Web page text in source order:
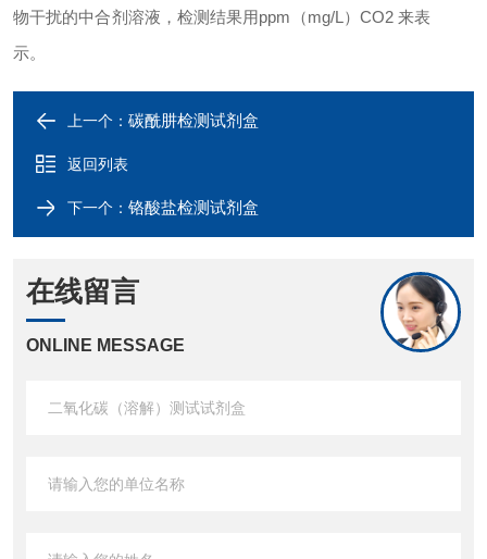
物干扰的中合剂溶液，检测结果用ppm（mg/L）CO2来表
示。
上一个： 碳酰肼检测试剂盒
返回列表
下一个： 铬酸盐检测试剂盒
在线留言
ONLINE MESSAGE